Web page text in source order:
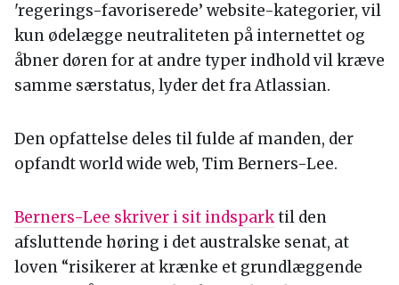
'regerings-favoriserede’ website-kategorier, vil
kun ødelægge neutraliteten på internettet og
åbner døren for at andre typer indhold vil kræve
samme særstatus, lyder det fra Atlassian.
Den opfattelse deles til fulde af manden, der
opfandt world wide web, Tim Berners-Lee.
Berners-Lee skriver i sit indsparktil den
afsluttende høring i det australske senat, at
loven “risikerer at krænke et grundlæggende